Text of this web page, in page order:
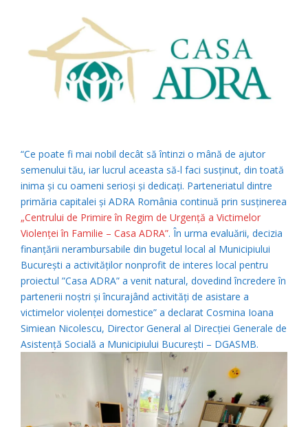
“Ce poate fi mai nobil decât să întinzi o mână de ajutor
semenului tău, iar lucrul aceasta să-l faci susținut, din toată
inima și cu oameni serioși și dedicați. Parteneriatul dintre
primăria capitalei și ADRA România continuă prin susținerea
„Centrului de Primire în Regim de Urgență a Victimelor
Violenței în Familie – Casa ADRA”. În urma evaluării, decizia
finanțării nerambursabile din bugetul local al Municipiului
București a activităților nonprofit de interes local pentru
proiectul ”Casa ADRA” a venit natural, dovedind încredere în
partenerii noștri și încurajând activități de asistare a
victimelor violenței domestice” a declarat Cosmina Ioana
Simiean Nicolescu, Director General al Direcției Generale de
Asistență Socială a Municipiului Bucureşti – DGASMB.